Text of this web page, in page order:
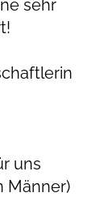
uns
Männer)